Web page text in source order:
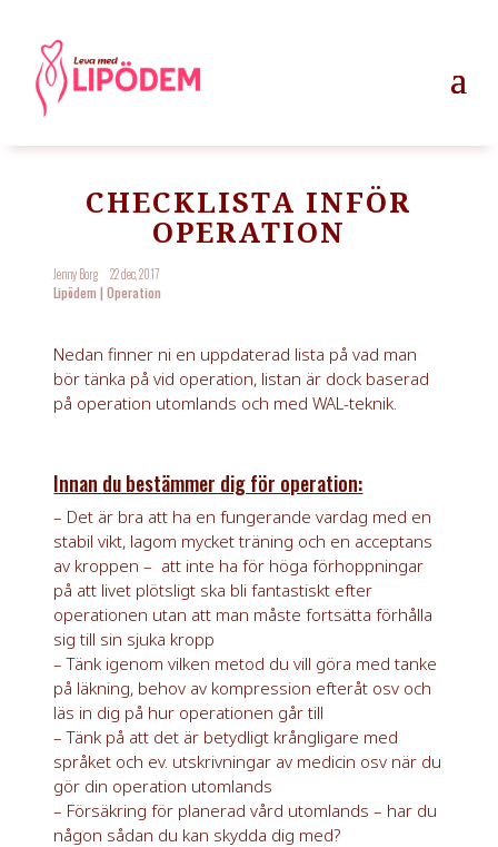
CHECKLISTA INFÖR
OPERATION
Jenny Borg
22 dec, 2017
Lipödem |Operation
Nedan finner ni en uppdaterad lista på vad man
bör tänka på vid operation, listan är dock baserad
på operation utomlands och med WAL-teknik.
Innan du bestämmer dig för operation:
– Det är bra att ha en fungerande vardag med en
stabil vikt, lagom mycket träning och en acceptans
av kroppen – att inte ha för höga förhoppningar
på att livet plötsligt ska bli fantastiskt efter
operationen utan att man måste fortsätta förhålla
sig till sin sjuka kropp
– Tänk igenom vilken metod du vill göra med tanke
på läkning, behov av kompression efteråt osv och
läs in dig på hur operationen går till
– Tänk på att det är betydligt krångligare med
språket och ev. utskrivningar av medicin osv när du
gör din operation utomlands
– Försäkring för planerad vård utomlands – har du
någon sådan du kan skydda dig med?